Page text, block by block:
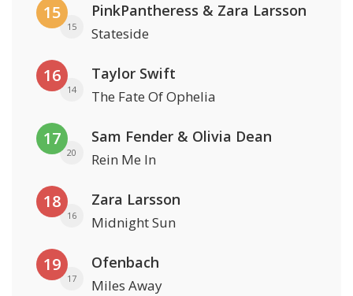
15
15
PinkPantheress & Zara Larsson
Stateside
16
14
Taylor Swift
The Fate Of Ophelia
17
20
Sam Fender & Olivia Dean
Rein Me In
18
16
Zara Larsson
Midnight Sun
19
17
Ofenbach
Miles Away